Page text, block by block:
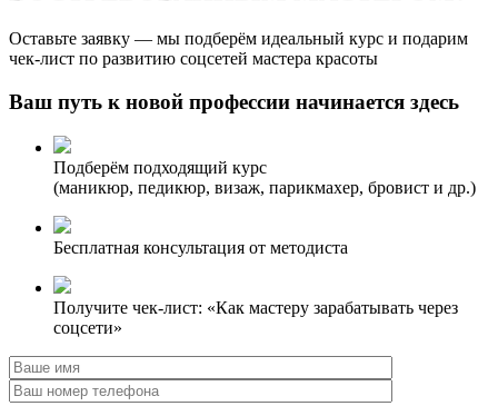
Оставьте заявку — мы подберём идеальный курс и подарим
чек-лист по развитию соцсетей мастера красоты
Ваш путь к новой профессии начинается здесь
Подберём подходящий курс
(маникюр, педикюр, визаж, парикмахер, бровист и др.)
Бесплатная консультация от методиста
Получите чек-лист: «Как мастеру зарабатывать через
соцсети»